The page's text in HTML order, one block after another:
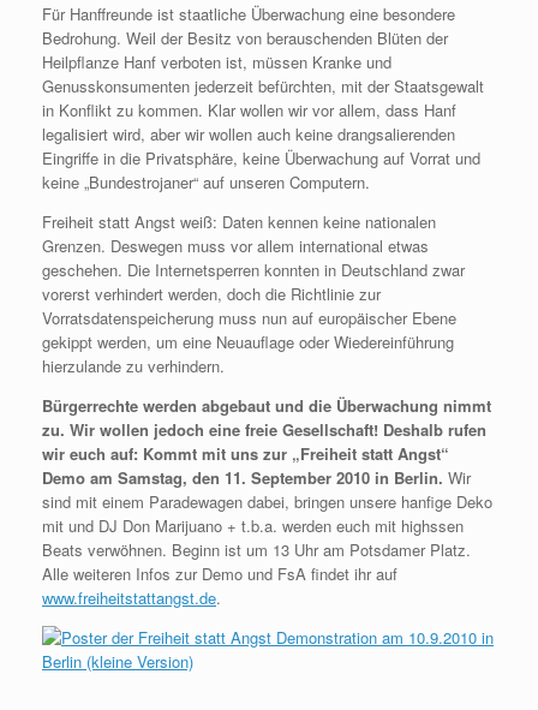
Für Hanffreunde ist staatliche Überwachung eine besondere
Bedrohung. Weil der Besitz von berauschenden Blüten der
Heilpflanze Hanf verboten ist, müssen Kranke und
Genusskonsumenten jederzeit befürchten, mit der Staatsgewalt
in Konflikt zu kommen. Klar wollen wir vor allem, dass Hanf
legalisiert wird, aber wir wollen auch keine drangsalierenden
Eingriffe in die Privatsphäre, keine Überwachung auf Vorrat und
keine „Bundestrojaner“ auf unseren Computern.
Freiheit statt Angst weiß: Daten kennen keine nationalen
Grenzen. Deswegen muss vor allem international etwas
geschehen. Die Internetsperren konnten in Deutschland zwar
vorerst verhindert werden, doch die Richtlinie zur
Vorratsdatenspeicherung muss nun auf europäischer Ebene
gekippt werden, um eine Neuauflage oder Wiedereinführung
hierzulande zu verhindern.
Bürgerrechte werden abgebaut und die Überwachung nimmt
zu. Wir wollen jedoch eine freie Gesellschaft! Deshalb rufen
wir euch auf: Kommt mit uns zur „Freiheit statt Angst“
Demo am Samstag, den 11. September 2010 in Berlin. Wir
sind mit einem Paradewagen dabei, bringen unsere hanfige Deko
mit und DJ Don Marijuano + t.b.a. werden euch mit highssen
Beats verwöhnen. Beginn ist um 13 Uhr am Potsdamer Platz.
Alle weiteren Infos zur Demo und FsA findet ihr auf
www.freiheitstattangst.de.